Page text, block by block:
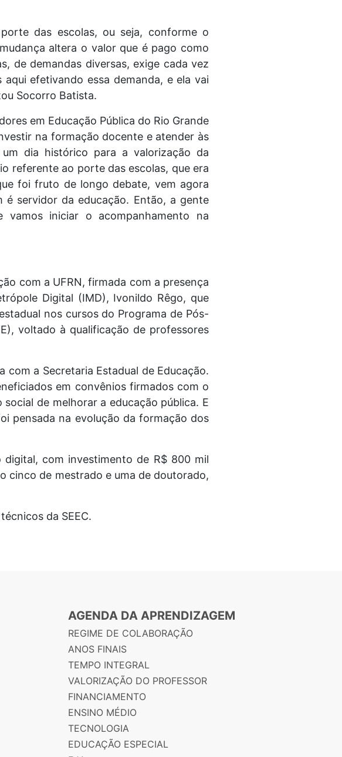
das escolas, ou seja, conforme o
altera o valor que é pago como
de demandas diversas, exige cada vez
efetivando essa demanda, e ela vai
Socorro Batista.
em Educação Pública do Rio Grande
na formação docente e atender às
dia histórico para a valorização da
referente ao porte das escolas, que era
foi fruto de longo debate, vem agora
servidor da educação. Então, a gente
iniciar o acompanhamento na
com a UFRN, firmada com a presença
Digital (IMD), Ivonildo Rêgo, que
nos cursos do Programa de Pós-
voltado à qualificação de professores
a Secretaria Estadual de Educação.
em convênios firmados com o
de melhorar a educação pública. E
pensada na evolução da formação dos
com investimento de R$ 800 mil
cinco de mestrado e uma de doutorado,
da SEEC.
AGENDA DA APRENDIZAGEM
REGIME DE COLABORAÇÃO
ANOS FINAIS
TEMPO INTEGRAL
VALORIZAÇÃO DO PROFESSOR
FINANCIAMENTO
ENSINO MÉDIO
TECNOLOGIA
EDUCAÇÃO ESPECIAL